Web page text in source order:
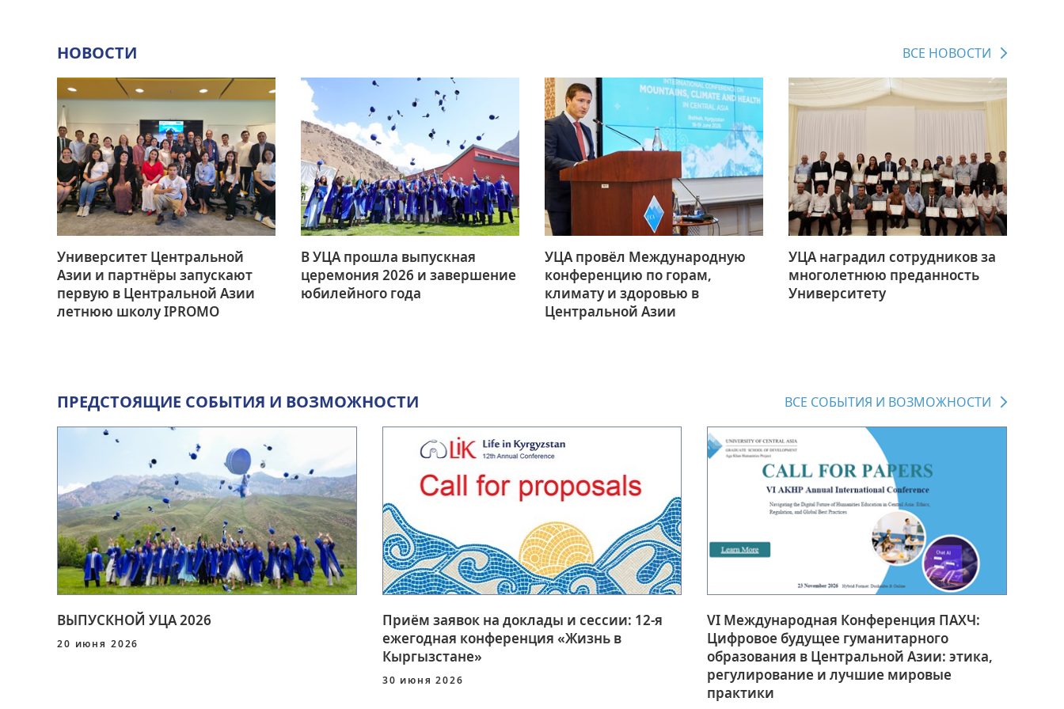
«Человековедение»
Программа для
приглашенных ученых,
студентов и стажеров
Преподаватели и
сотрудники
стратегических инициатив
НОВОСТИ ВСЕ НОВОСТИ
Университет Центральной
Азии и партнёры запускают
первую в Центральной Азии
летнюю школу IPROMO
В УЦА прошла выпускная
церемония 2026 и завершение
юбилейного года
УЦА провёл Международную
конференцию по горам,
климату и здоровью в
Центральной Азии
УЦА наградил сотрудников за
многолетнюю преданность
Университету
ПРЕДСТОЯЩИЕ CОБЫТИЯ И ВОЗМОЖНОСТИ ВСЕ CОБЫТИЯ И ВОЗМОЖНОСТИ
ВЫПУСКНОЙ УЦА 2026
20 июня 2026
Приём заявок на доклады и сессии: 12-я
ежегодная конференция «Жизнь в
Кыргызстане»
30 июня 2026
VI Международная Конференция ПАХЧ:
Цифровое будущее гуманитарного
образования в Центральной Азии: этика,
регулирование и лучшие мировые
практики